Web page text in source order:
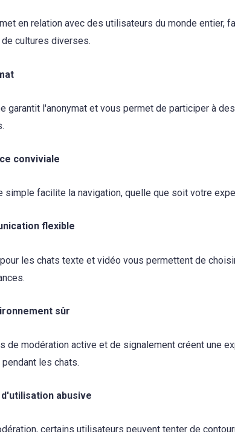
en relation avec des utilisateurs du monde entier,
cultures diverses.
garantit l'anonymat et vous permet de participer à
conviviale
simple facilite la navigation, quelle que soit votre
flexible
les chats texte et vidéo vous permettent de
sûr
de modération active et de signalement créent une
les chats.
d'utilisation abusive
certains utilisateurs peuvent tenter de